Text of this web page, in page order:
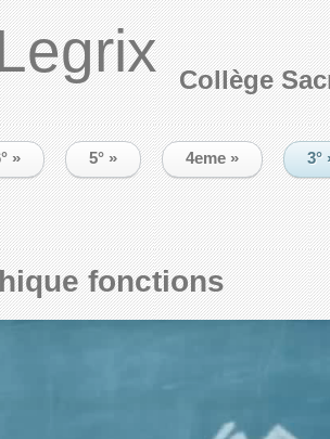
Collège
» 5° » 4eme » 3°
fonctions